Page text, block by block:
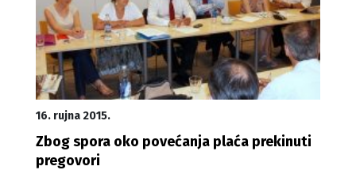
16. rujna 2015.
Zbog spora oko povećanja plaća prekinuti
pregovori